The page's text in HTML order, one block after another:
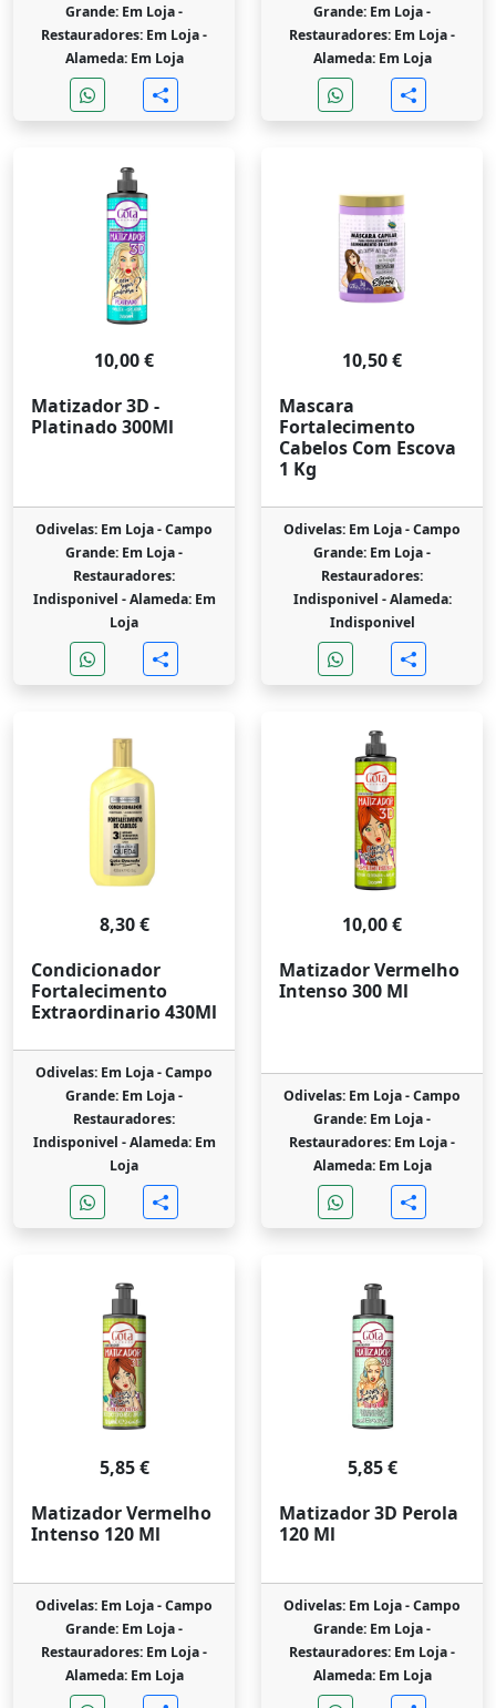
Grande: Em Loja -
Restauradores: Em Loja -
Alameda: Em Loja
Grande: Em Loja -
Restauradores: Em Loja -
Alameda: Em Loja
10,00 €
Matizador 3D -
Platinado 300Ml
Odivelas: Em Loja -Campo
Grande: Em Loja -
Restauradores:
Indisponivel -Alameda: Em
Loja
10,50 €
Mascara
Fortalecimento
Cabelos Com Escova
1 Kg
Odivelas: Em Loja -Campo
Grande: Em Loja -
Restauradores:
Indisponivel -Alameda:
Indisponivel
8,30 €
Condicionador
Fortalecimento
Extraordinario 430Ml
Odivelas: Em Loja -Campo
Grande: Em Loja -
Restauradores:
Indisponivel -Alameda: Em
Loja
10,00 €
Matizador Vermelho
Intenso 300 Ml
Odivelas: Em Loja -Campo
Grande: Em Loja -
Restauradores: Em Loja -
Alameda: Em Loja
5,85 €
Matizador Vermelho
Intenso 120 Ml
Odivelas: Em Loja -Campo
Grande: Em Loja -
Restauradores: Em Loja -
Alameda: Em Loja
5,85 €
Matizador 3D Perola
120 Ml
Odivelas: Em Loja -Campo
Grande: Em Loja -
Restauradores: Em Loja -
Alameda: Em Loja